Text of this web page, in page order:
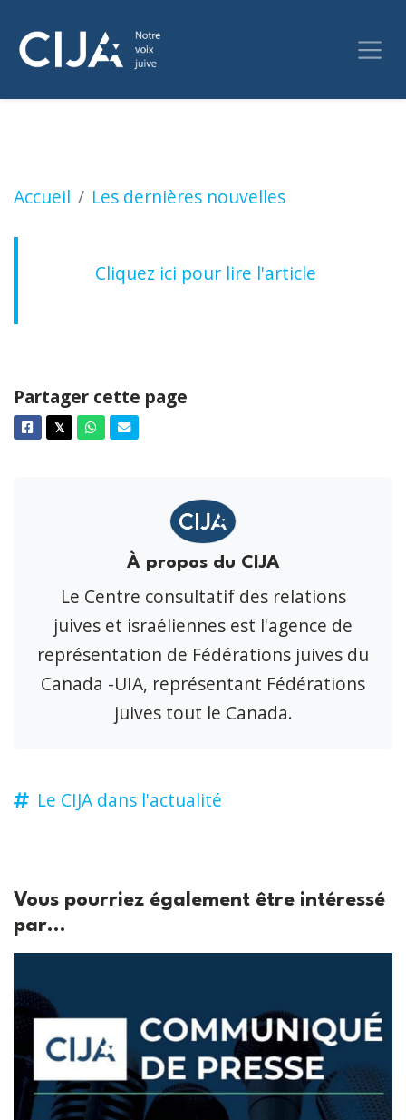
Accueil Les dernières nouvelles
L'Université de Windsor tend la main à des
Cliquez ici pour lire l'article
Partager cette page
Facebook
𝕏TwitterWhatsappCourriel
À propos du CIJA
Le Centre consultatif des relations
juives et israéliennes est l'agence de
représentation de Fédérations juives du
Canada -UIA, représentant Fédérations
juives tout le Canada.
Le CIJA dans l'actualité
Vous pourriez également être intéressé
par...